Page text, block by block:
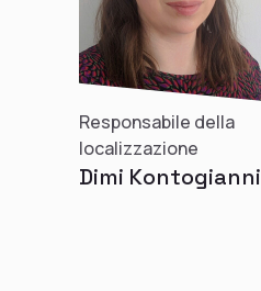
Responsabile della
localizzazione
Dimi Kontogianni